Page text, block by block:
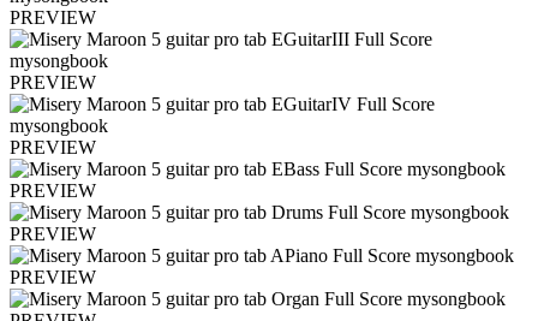
PREVIEW
PREVIEW
PREVIEW
PREVIEW
PREVIEW
PREVIEW